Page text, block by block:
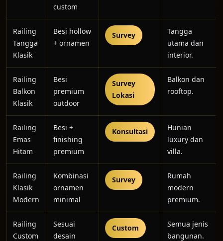
custom
Railing
Tangga
Klasik
Besi hollow
+ ornamen
Survey
Tangga
utama dan
interior.
Railing
Balkon
Klasik
Besi
premium
outdoor
Survey
Lokasi
Balkon dan
rooftop.
Railing
Emas
Hitam
Besi +
finishing
premium
Konsultasi
Hunian
luxury dan
villa.
Railing
Klasik
Modern
Kombinasi
ornamen
minimal
Survey
Rumah
modern
premium.
Railing
Custom
Sesuai
desain
Custom
Semua jenis
bangunan.